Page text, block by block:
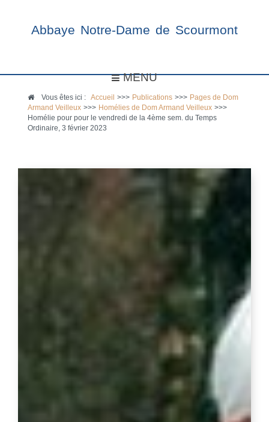
Abbaye Notre-Dame de Scourmont
MENU
Vous êtes ici :Accueil >>> Publications >>> Pages de Dom
Armand Veilleux >>> Homélies de Dom Armand Veilleux >>>
Homélie pour pour le vendredi de la 4ème sem. du Temps
Ordinaire, 3 février 2023